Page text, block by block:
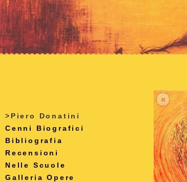
>Piero Donatini
Cenni Biografici
Bibliografia
Recensioni
Nelle Scuole
Galleria Opere
«